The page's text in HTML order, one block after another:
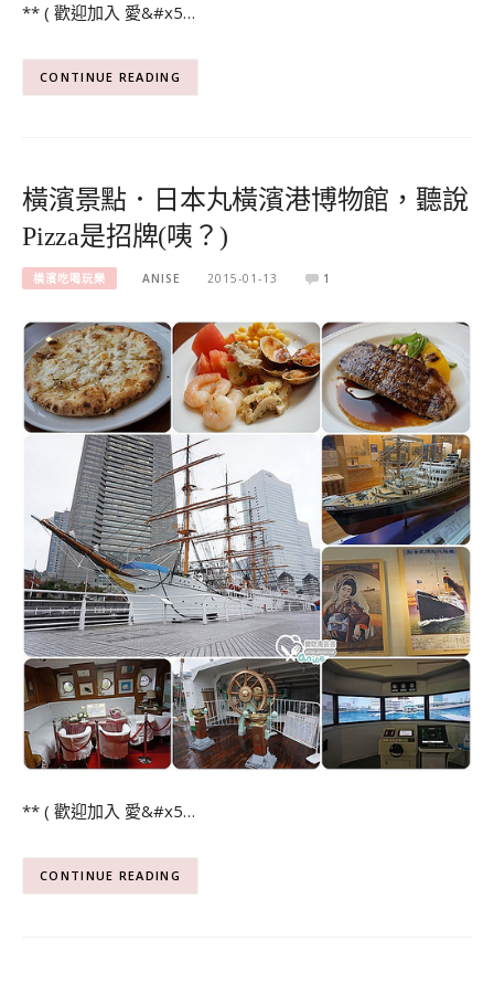
** ( 歡迎加入 愛&#x5…
CONTINUE READING
橫濱景點．日本丸橫濱港博物館，聽說
Pizza是招牌(咦？)
橫濱吃喝玩樂 ANISE 2015-01-13 1
** ( 歡迎加入 愛&#x5…
CONTINUE READING